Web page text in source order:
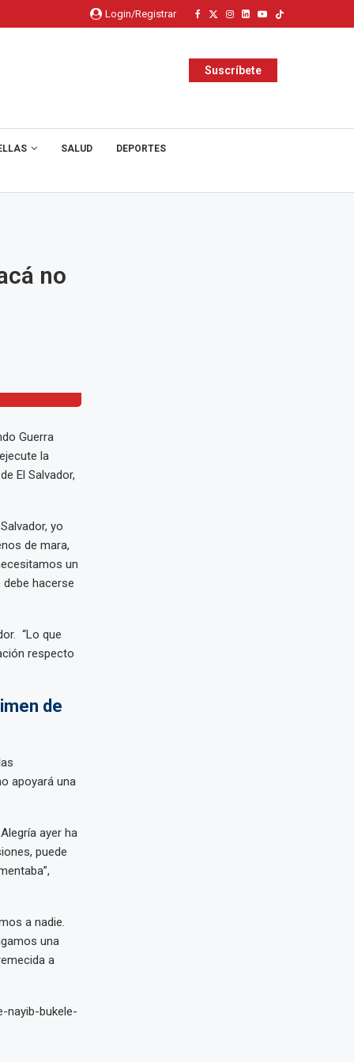
Login/Registrar
Suscríbete
SALUD DEPORTES
no
Guerra
la
El Salvador,
yo
de mara,
un
hacerse
“Lo que
respecto
de
apoyará una
ayer ha
puede
a nadie.
una
a
nayib-bukele-